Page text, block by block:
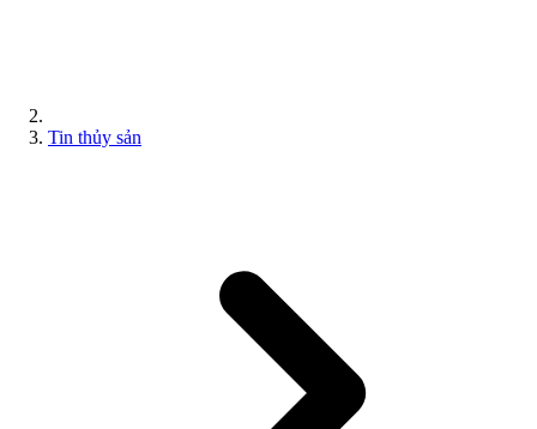
Tin thủy sản